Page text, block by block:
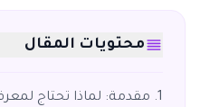
محتويات المقال
مقدمة: لماذا تحتاج